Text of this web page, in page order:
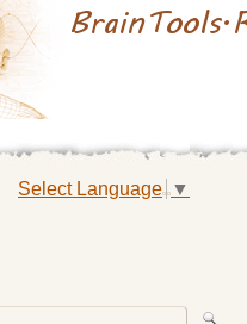
Select Language ▼